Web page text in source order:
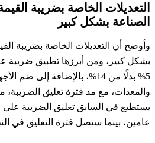
التعديلات الخاصة بضريبة
الصناعة بشكل كبير
وأوضح أن التعديلات الخاصة بضريبة
بشكل كبير، ومن أبرزها تطبيق ضريبة
5% بدلًا من 14%، بالإضافة إلى
والمعدات، مع مد فترة تعليق الضريبة،
يستطيع في السابق تعليق الضريبة على
عامين، بينما ستصل فترة التعليق في